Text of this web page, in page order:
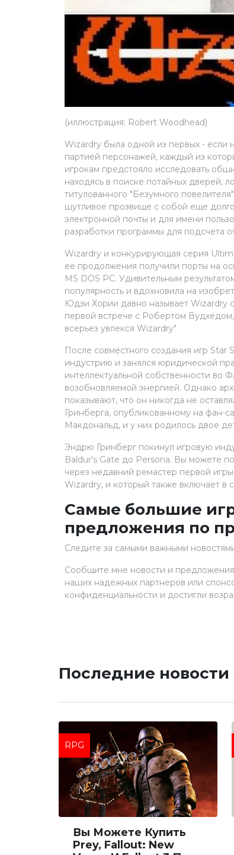
(иллюстрация: Robert Woodhead)
Wizardry была одной из первых - если
партией персонажей, каждый из
игрокам предстояло исследовать
находясь в поиске потайных дверей,
титулованного "Безумного
шутливое прозвище с собой еще
электронной почты и для имени
разработки программы для подсчета
Wizardry и конкурирующая серия
ее продолжения получили порты на
MS DOS PC. Удивительным
популярность и вдохновила на
Юдзи Хории давно называет Wizardry
первой встрече с Робертом
всерьез увлекся Wizardry"
После совместного создания игр Star
индустрию и занялся юридической
интеллектуальной собственности во
возобновляемой энергией. Однако
показывают, что он никогда не
Гринберга, опубликованному на фан-
Макдональд, и у них родилось двое
Эндрю Гринберг покинул игровую
Baldur's Gate до Persona. Вы можете
через недавний ремастер первой
Wizardry, и который также включает в
Самые большие
предложения по
Следите за самыми важными
Сообщите мне новости и
наших надежных партнеров или
конфиденциальности и достигли
Последние новости
RPG
Вы Можете Купить
Prey, Fallout: New